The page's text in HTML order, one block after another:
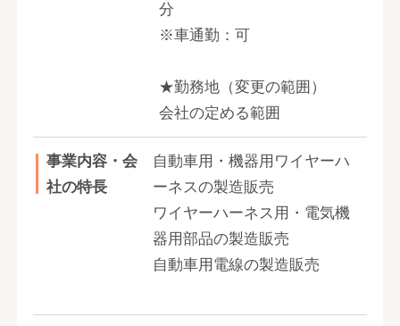
分
※車通勤：可
★勤務地（変更の範囲）
会社の定める範囲
事業内容・会
社の特長
自動車用・機器用ワイヤーハ
ーネスの製造販売
ワイヤーハーネス用・電気機
器用部品の製造販売
自動車用電線の製造販売